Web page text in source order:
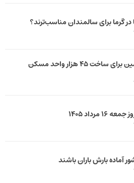
گرما برای سالمندان مناسب‌ترند؟
آماده سازی زمین برای ساخت ۴۵ هزار واحد مسکن
مرداد ۱۴۰۵
آماده بارش باران باشند